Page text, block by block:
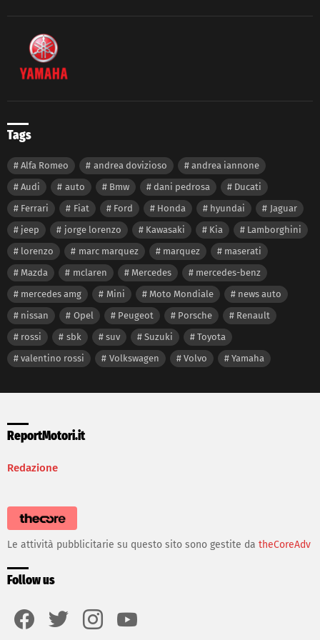
Tags
Alfa Romeo andrea dovizioso
andrea iannone
Audi
auto Bmw dani pedrosa
Ducati
Ferrari
Fiat Ford Honda hyundai
Jaguar
jeep
jorge lorenzo Kawasaki Kia
Lamborghini
lorenzo
marc marquez marquez
maserati
Mazda
mclaren Mercedes
mercedes-benz
mercedes amg
Mini Moto Mondiale
news auto
nissan
Opel Peugeot Porsche
Renault
rossi
sbk suv Suzuki
Toyota
valentino rossi
Volkswagen Volvo Yamaha
ReportMotori.it
Redazione
Le attività pubblicitarie su questo sito sono gestite da theCoreAdv
Follow us